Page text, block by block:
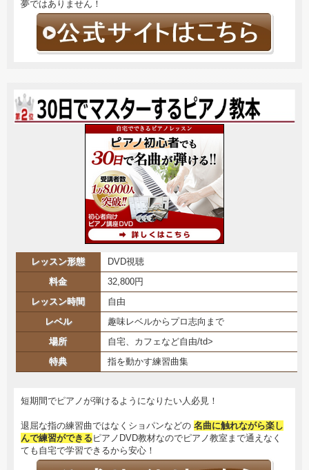
夢ではありません！
レッスン形態
DVD視聴
料金
32,800円
レッスン時間
自由
レベル
趣味レベルからプロ志向まで
場所
自宅、カフェなど自由/td>
特典
指を動かす練習曲集
短期間でピアノが弾けるようになりたい人必見！
退屈な指の練習曲ではなくショパンなどの 名曲に触れながら楽し
んで練習ができる ピアノDVD教材なのでピアノ教室まで通えなく
ても自宅で学習できるから安心！